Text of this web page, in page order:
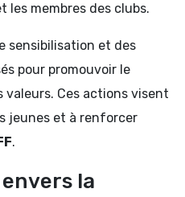
les membres des clubs.
sensibilisation et des
pour promouvoir le
Ces actions visent
jeunes et à renforcer
.
la